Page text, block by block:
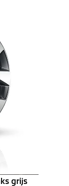
grijs